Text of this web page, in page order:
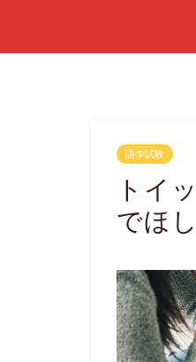
語学試験
トイ
でほ